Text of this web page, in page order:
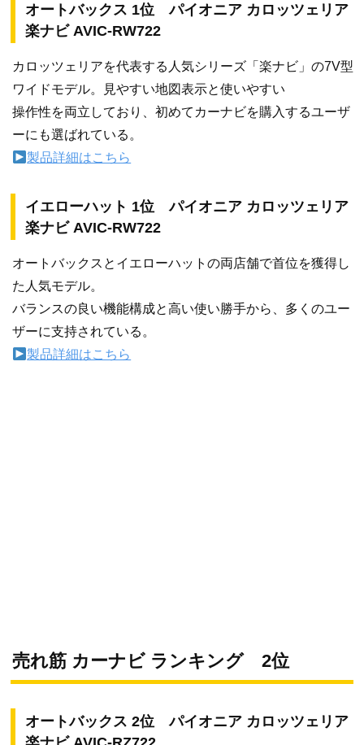
オートバックス 1位 パイオニア カロッツェリア
楽ナビ AVIC-RW722
カロッツェリアを代表する人気シリーズ「楽ナビ」の7V型
ワイドモデル。見やすい地図表示と使いやすい
操作性を両立しており、初めてカーナビを購入するユーザ
ーにも選ばれている。
製品詳細はこちら
イエローハット 1位 パイオニア カロッツェリア
楽ナビ AVIC-RW722
オートバックスとイエローハットの両店舗で首位を獲得し
た人気モデル。
バランスの良い機能構成と高い使い勝手から、多くのユー
ザーに支持されている。
製品詳細はこちら
売れ筋 カーナビ ランキング 2位
オートバックス 2位 パイオニア カロッツェリア